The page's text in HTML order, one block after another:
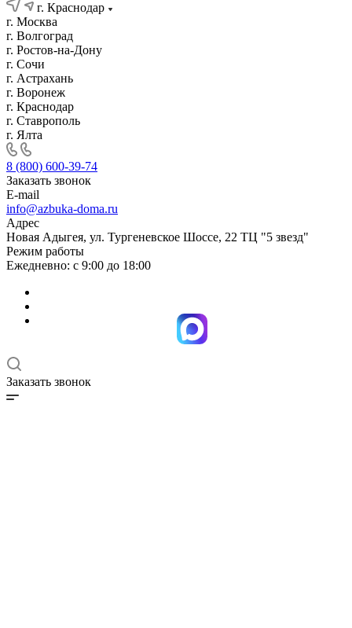
г. Краснодар
г. Москва
г. Волгоград
г. Ростов-на-Дону
г. Сочи
г. Астрахань
г. Воронеж
г. Краснодар
г. Ставрополь
г. Ялта
8 (800) 600-39-74
Заказать звонок
E-mail
info@azbuka-doma.ru
Адрес
Новая Адыгея, ул. Тургеневское Шоссе, 22 ТЦ "5 звезд"
Режим работы
Ежедневно: с 9:00 до 18:00
Заказать звонок